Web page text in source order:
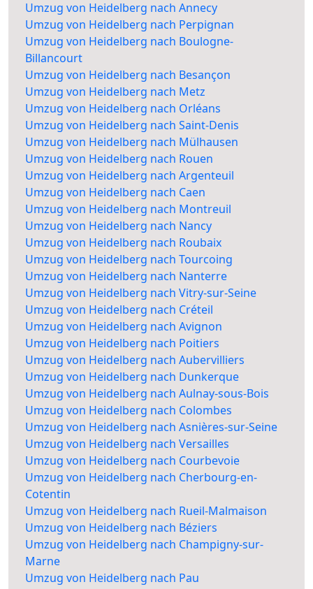
Umzug von Heidelberg nach Annecy
Umzug von Heidelberg nach Perpignan
Umzug von Heidelberg nach Boulogne-
Billancourt
Umzug von Heidelberg nach Besançon
Umzug von Heidelberg nach Metz
Umzug von Heidelberg nach Orléans
Umzug von Heidelberg nach Saint-Denis
Umzug von Heidelberg nach Mülhausen
Umzug von Heidelberg nach Rouen
Umzug von Heidelberg nach Argenteuil
Umzug von Heidelberg nach Caen
Umzug von Heidelberg nach Montreuil
Umzug von Heidelberg nach Nancy
Umzug von Heidelberg nach Roubaix
Umzug von Heidelberg nach Tourcoing
Umzug von Heidelberg nach Nanterre
Umzug von Heidelberg nach Vitry-sur-Seine
Umzug von Heidelberg nach Créteil
Umzug von Heidelberg nach Avignon
Umzug von Heidelberg nach Poitiers
Umzug von Heidelberg nach Aubervilliers
Umzug von Heidelberg nach Dunkerque
Umzug von Heidelberg nach Aulnay-sous-Bois
Umzug von Heidelberg nach Colombes
Umzug von Heidelberg nach Asnières-sur-Seine
Umzug von Heidelberg nach Versailles
Umzug von Heidelberg nach Courbevoie
Umzug von Heidelberg nach Cherbourg-en-
Cotentin
Umzug von Heidelberg nach Rueil-Malmaison
Umzug von Heidelberg nach Béziers
Umzug von Heidelberg nach Champigny-sur-
Marne
Umzug von Heidelberg nach Pau